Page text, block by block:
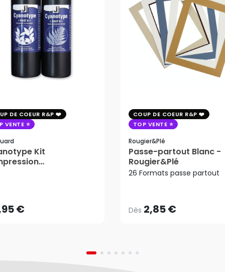
DE COEUR R&P
VENTE
Kit
€
AJOUTER AU PANIER
COUP DE COEUR R&P
TOP VENTE
Rougier&plé
Passe-partout Blanc -
Rougier&Plé
26 Formats passe partout
Dès 2,85 €
Dès2,85 €